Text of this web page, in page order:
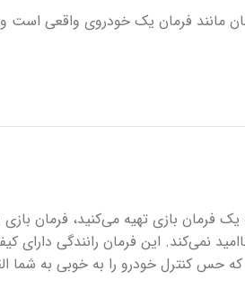
مانند فرمان یک خودروی واقعی است و
نمی‌کند. این فرمان رانندگی دارای
حس کنترل خودرو را به خوبی به شما